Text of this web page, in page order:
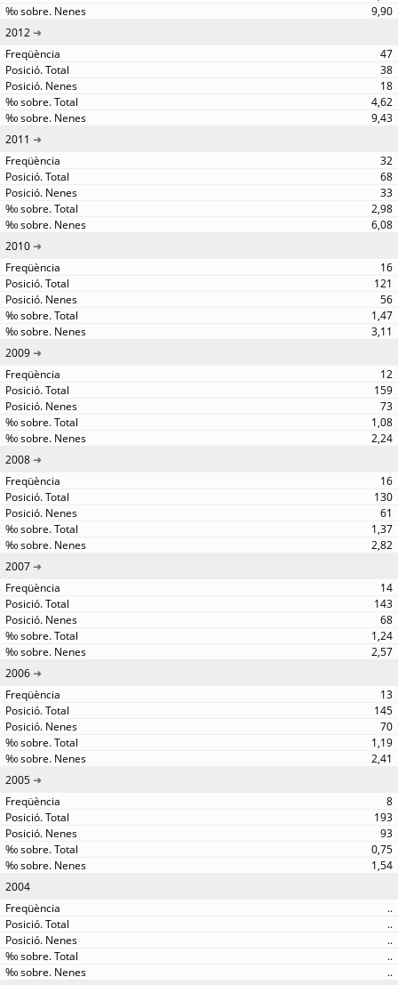
9,90
2012
47
38
18
4,62
9,43
2011
32
68
33
2,98
6,08
2010
16
121
56
1,47
3,11
2009
12
159
73
1,08
2,24
2008
16
130
61
1,37
2,82
2007
14
143
68
1,24
2,57
2006
13
145
70
1,19
2,41
2005
8
193
93
0,75
1,54
2004
..
..
..
..
..